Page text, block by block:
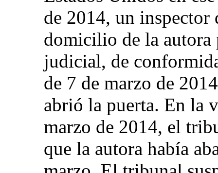
de 2014, un
domicilio de la autora
judicial, de
de 7 de marzo de
abrió la puerta. En la
marzo de 2014, el
que la autora había